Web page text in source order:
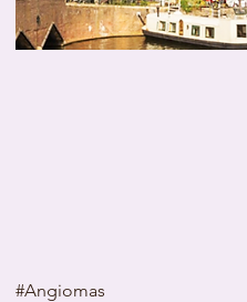
#Angiomas